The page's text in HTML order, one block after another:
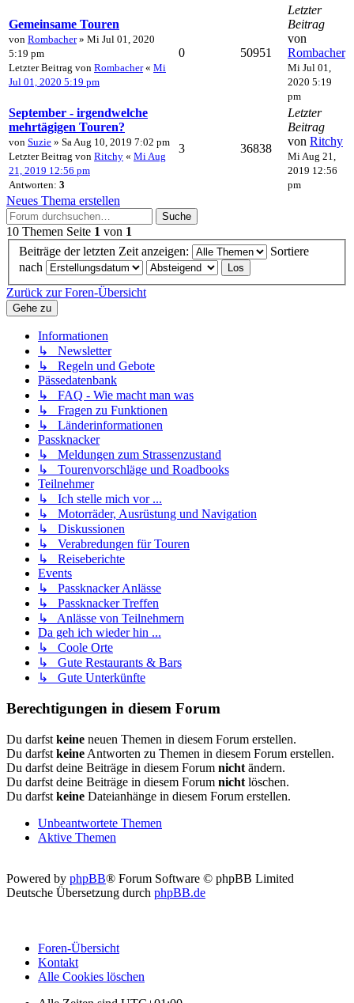
Gemeinsame Touren
von Rombacher» Mi Jul 01, 2020
5:19 pm
Letzter Beitrag von Rombacher« Mi
Jul 01, 2020 5:19 pm
0 50951
Letzter
Beitrag
von
Rombacher
Mi Jul 01,
2020 5:19
pm
September - irgendwelche
mehrtägigen Touren?
von Suzie » Sa Aug 10, 2019 7:02 pm
Letzter Beitrag von Ritchy « Mi Aug
21, 2019 12:56 pm
Antworten: 3
3 36838
Letzter
Beitrag
von Ritchy
Mi Aug 21,
2019 12:56
pm
Neues Thema erstellen
Suche
10 Themen Seite 1 von 1
Beiträge der letzten Zeit anzeigen:
Sortiere
nach
Zurück zur Foren-Übersicht
Gehe zu
Informationen
↳ Newsletter
↳ Regeln und Gebote
Pässedatenbank
↳ FAQ - Wie macht man was
↳ Fragen zu Funktionen
↳ Länderinformationen
Passknacker
↳ Meldungen zum Strassenzustand
↳ Tourenvorschläge und Roadbooks
Teilnehmer
↳ Ich stelle mich vor ...
↳ Motorräder, Ausrüstung und Navigation
↳ Diskussionen
↳ Verabredungen für Touren
↳ Reiseberichte
Events
↳ Passknacker Anlässe
↳ Passknacker Treffen
↳ Anlässe von Teilnehmern
Da geh ich wieder hin ...
↳ Coole Orte
↳ Gute Restaurants & Bars
↳ Gute Unterkünfte
Berechtigungen in diesem Forum
Du darfst keine neuen Themen in diesem Forum erstellen.
Du darfst keine Antworten zu Themen in diesem Forum erstellen.
Du darfst deine Beiträge in diesem Forum nicht ändern.
Du darfst deine Beiträge in diesem Forum nicht löschen.
Du darfst keine Dateianhänge in diesem Forum erstellen.
Unbeantwortete Themen
Aktive Themen
Powered by phpBB® Forum Software © phpBB Limited
Deutsche Übersetzung durch phpBB.de
Foren-Übersicht
Kontakt
Alle Cookies löschen